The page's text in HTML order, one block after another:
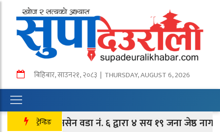
बिहिबार,साउन२१,२०८३ | THURSDAY, AUGUST 6, 2026
ट्रेन्डिङ
तानसेन वडा नं. ६ द्वारा ४ सय १९ जना जेष्ठ नागरिक